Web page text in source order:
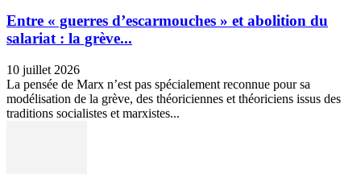
Entre « guerres d’escarmouches » et abolition du
salariat : la grève...
10 juillet 2026
La pensée de Marx n’est pas spécialement reconnue pour sa
modélisation de la grève, des théoriciennes et théoriciens issus des
traditions socialistes et marxistes...